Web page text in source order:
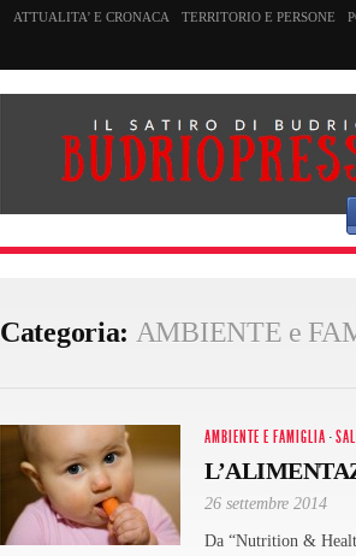
ATTUALITA’ E CRONACA TERRITORIO E PERSONE
Categoria: AMBIENTE e
AMBIENTE E FAMIGLIA ·
26 settembre 2014
Da “Nutrition &